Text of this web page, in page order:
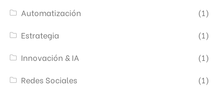
Automatización
(1)
Estrategia
(1)
Innovación & IA
(1)
Redes Sociales
(1)